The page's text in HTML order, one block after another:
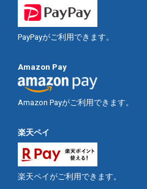
PayPayがご利用できます。
Amazon Pay
Amazon Payがご利用できます。
楽天ペイ
楽天ペイがご利用できます。